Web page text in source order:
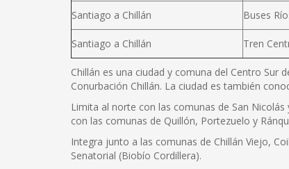
Santiago a Chillán Buses
Santiago a Chillán Tren
Chillán es una ciudad y comuna del Centro Sur
Conurbación Chillán. La ciudad es también
Limita al norte con las comunas de San
con las comunas de Quillón, Portezuelo y
Integra junto a las comunas de Chillán Viejo,
Senatorial (Biobío Cordillera).